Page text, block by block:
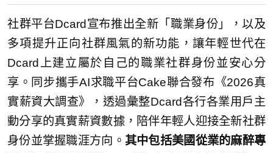
社群平台Dcard宣布推出全新「職業身份」，以及
多項提升正向社群風氣的新功能，讓年輕世代在
Dcard上建立屬於自己的職業社群身份並安心分
享。同步攜手AI求職平台Cake聯合發布《2026真
實薪資大調查》，透過彙整Dcard各行各業用戶主
動分享的真實薪資數據，陪伴年輕人迎接全新社群
身份並掌握職涯方向。 其中包括美國從業的麻醉專